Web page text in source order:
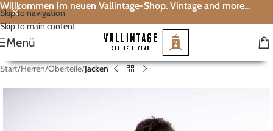
Skip to navigation
Skip to main content
Willkommen im neuen Vallintage-Shop. Vintage and more...
Menü
Start Herren Oberteile Jacken